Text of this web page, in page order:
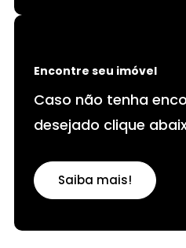
Encontre seu imóvel
Caso não tenha
desejado clique
Saiba mais!